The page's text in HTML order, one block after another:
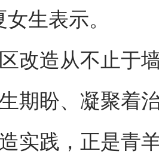
生表示。
造从不止于墙
期盼、凝聚着
实践，正是青